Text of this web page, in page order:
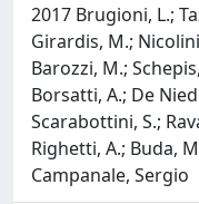
2017 Brugioni, L.;
Girardis, M.;
Barozzi, M.;
Borsatti, A.; De
Scarabottini, S.;
Righetti, A.; Buda,
Campanale, Sergio